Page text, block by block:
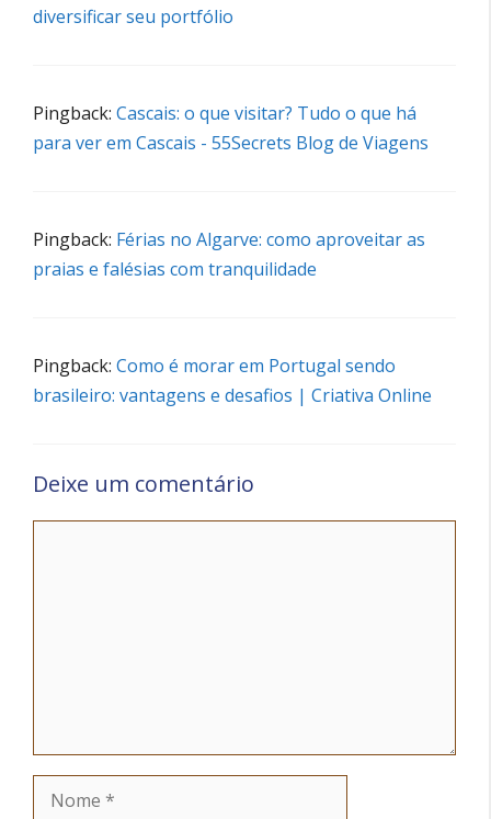
diversificar seu portfólio
Pingback: Cascais: o que visitar? Tudo o que há
para ver em Cascais - 55Secrets Blog de Viagens
Pingback: Férias no Algarve: como aproveitar as
praias e falésias com tranquilidade
Pingback: Como é morar em Portugal sendo
brasileiro: vantagens e desafios | Criativa Online
Deixe um comentário
Nome